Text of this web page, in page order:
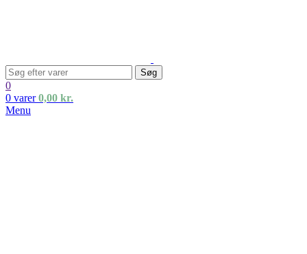
Søg
0
0 varer 0,00 kr.
Menu